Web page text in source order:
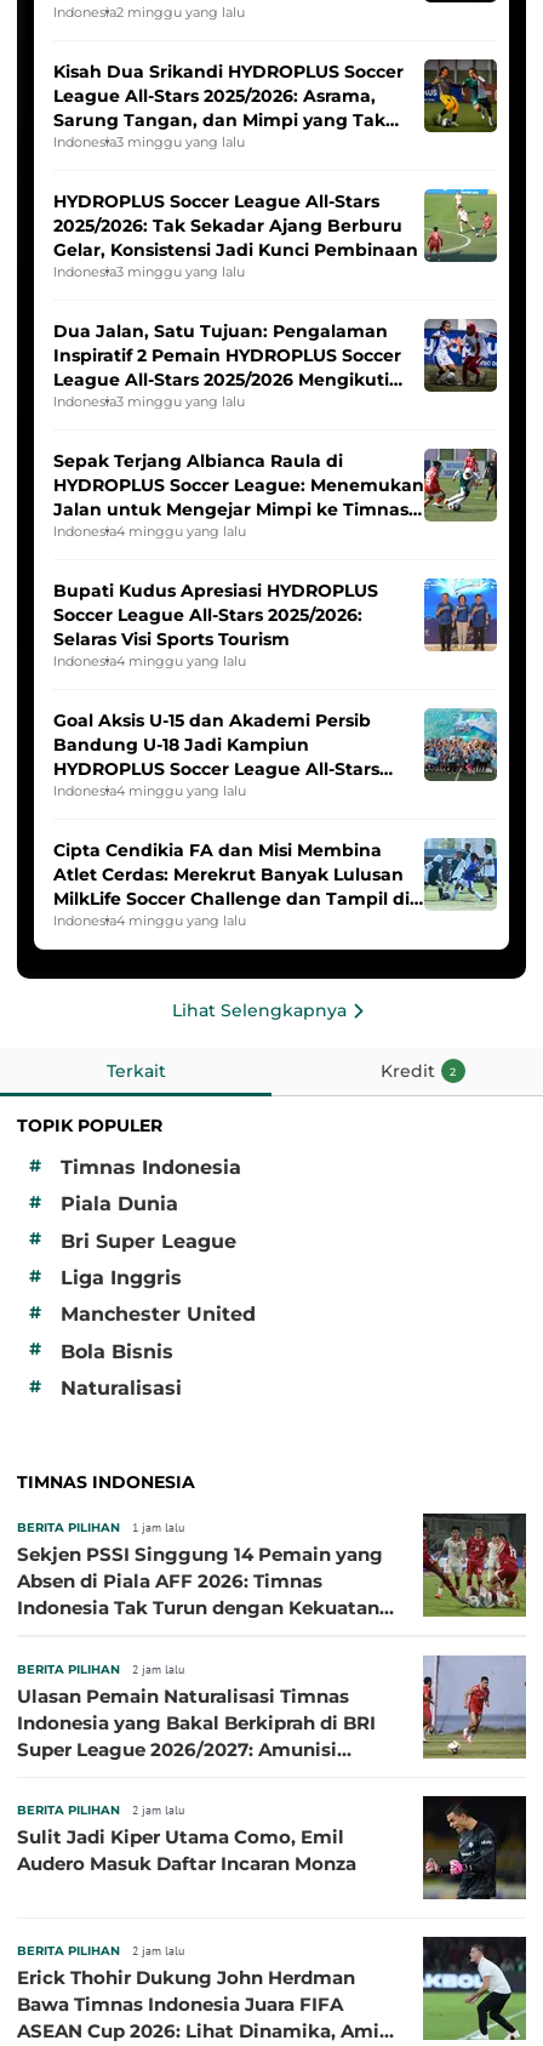
Tim Asia
Indonesia2 minggu yang lalu
Kisah Dua Srikandi HYDROPLUS Soccer
League All-Stars 2025/2026: Asrama,
Sarung Tangan, dan Mimpi yang Tak
Pernah Padam
Indonesia3 minggu yang lalu
HYDROPLUS Soccer League All-Stars
2025/2026: Tak Sekadar Ajang Berburu
Gelar, Konsistensi Jadi Kunci Pembinaan
Indonesia3 minggu yang lalu
Dua Jalan, Satu Tujuan: Pengalaman
Inspiratif 2 Pemain HYDROPLUS Soccer
League All-Stars 2025/2026 Mengikuti
Seleksi Timnas Indonesia Putri
Indonesia3 minggu yang lalu
Sepak Terjang Albianca Raula di
HYDROPLUS Soccer League: Menemukan
Jalan untuk Mengejar Mimpi ke Timnas
Indonesia Putri
Indonesia4 minggu yang lalu
Bupati Kudus Apresiasi HYDROPLUS
Soccer League All-Stars 2025/2026:
Selaras Visi Sports Tourism
Indonesia4 minggu yang lalu
Goal Aksis U-15 dan Akademi Persib
Bandung U-18 Jadi Kampiun
HYDROPLUS Soccer League All-Stars
2025/2026
Indonesia4 minggu yang lalu
Cipta Cendikia FA dan Misi Membina
Atlet Cerdas: Merekrut Banyak Lulusan
MilkLife Soccer Challenge dan Tampil di
HYDROPLUS Soccer League
Indonesia4 minggu yang lalu
Lihat Selengkapnya
Terkait Kredit 2
TOPIK POPULER
#
Timnas Indonesia
# Piala Dunia
# Bri Super League
# Liga Inggris
# Manchester United
# Bola Bisnis
# Naturalisasi
TIMNAS INDONESIA
BERITA PILIHAN 1 jam lalu
Sekjen PSSI Singgung 14 Pemain yang
Absen di Piala AFF 2026: Timnas
Indonesia Tak Turun dengan Kekuatan
BERITA PILIHAN 2 jam lalu
Ulasan Pemain Naturalisasi Timnas
Indonesia yang Bakal Berkiprah di BRI
Super League 2026/2027: Amunisi
BERITA PILIHAN 2 jam lalu
Sulit Jadi Kiper Utama Como, Emil
Audero Masuk Daftar Incaran Monza
BERITA PILIHAN 2 jam lalu
Erick Thohir Dukung John Herdman
Bawa Timnas Indonesia Juara FIFA
ASEAN Cup 2026: Lihat Dinamika, Amit-